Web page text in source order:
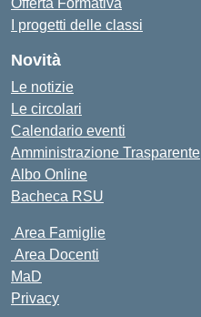
Offerta Formativa
I progetti delle classi
Novità
Le notizie
Le circolari
Calendario eventi
Amministrazione Trasparente
Albo Online
Bacheca RSU
Area Famiglie
Area Docenti
MaD
Privacy